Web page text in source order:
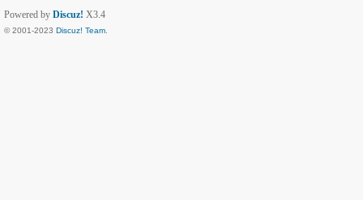
Powered by Discuz! X3.4
© 2001-2023 Discuz! Team